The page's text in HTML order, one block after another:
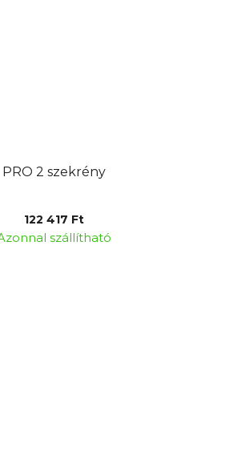
PRO 2 szekrény
122 417 Ft
szállítható